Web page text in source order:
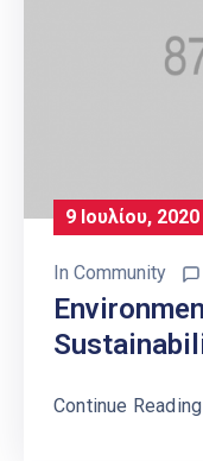
9 Ιουλίου, 2020
In Community
Continue Reading